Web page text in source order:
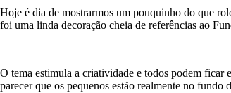
Hoje é dia de mostrarmos um pouquinho do que
foi uma linda decoração cheia de referências ao
O tema estimula a criatividade e todos podem ficar
parecer que os pequenos estão realmente no fundo